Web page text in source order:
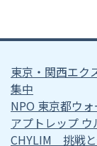
東京・関西エク
集中
NPO 東京都ウ
アプトレップ
CHYLIM 挑戦